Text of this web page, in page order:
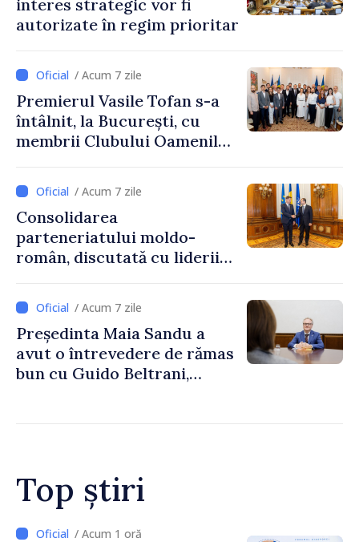
interes strategic vor fi
autorizate în regim prioritar
/ Acum 7 zile
Premierul Vasile Tofan s-a
întâlnit, la București, cu
membrii Clubului Oamenilor
/ Acum 7 zile
Consolidarea
parteneriatului moldo-
român, discutată cu liderii
/ Acum 7 zile
Președinta Maia Sandu a
avut o întrevedere de rămas
bun cu Guido Beltrani,
Top știri
/ Acum 1 oră